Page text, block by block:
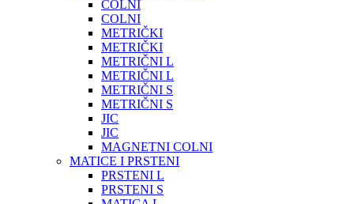
COLNI
COLNI
METRIČKI
METRIČKI
METRIČNI L
METRIČNI L
METRIČNI S
METRIČNI S
JIC
JIC
MAGNETNI COLNI
MATICE I PRSTENI
PRSTENI L
PRSTENI S